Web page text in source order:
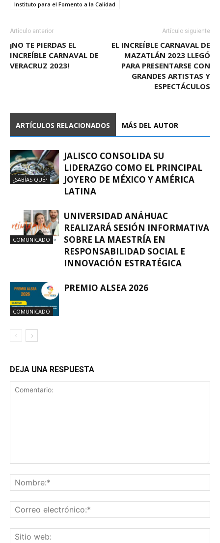
Instituto para el Fomento a la Calidad
Artículo anterior
¡NO TE PIERDAS EL
INCREÍBLE CARNAVAL DE
VERACRUZ 2023!
Artículo siguiente
EL INCREÍBLE CARNAVAL DE
MAZATLÁN 2023 LLEGÓ
PARA PRESENTARSE CON
GRANDES ARTISTAS Y
ESPECTÁCULOS
ARTÍCULOS RELACIONADOS MÁS DEL AUTOR
¿SABÍAS QUÉ?
JALISCO CONSOLIDA SU
LIDERAZGO COMO EL PRINCIPAL
JOYERO DE MÉXICO Y AMÉRICA
LATINA
COMUNICADO
UNIVERSIDAD ANÁHUAC
REALIZARÁ SESIÓN INFORMATIVA
SOBRE LA MAESTRÍA EN
RESPONSABILIDAD SOCIAL E
INNOVACIÓN ESTRATÉGICA
COMUNICADO
PREMIO ALSEA 2026
DEJA UNA RESPUESTA